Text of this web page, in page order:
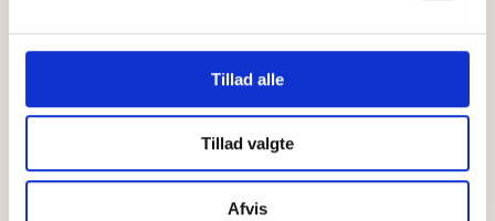
Tillad alle
Tillad valgte
Afvis
Er der noget, der kan få mig…